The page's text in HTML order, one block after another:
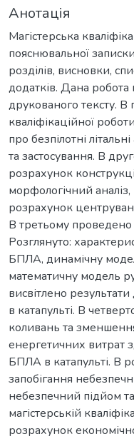
Анотація
Магістерська
пояснювальної
розділів, висновки,
додатків. Дана робота
друкованого тексту. В
кваліфікаційної
про безпілотні
та застосування. В
розрахунок
морфологічний
розрахунок
В третьому
Розглянуто:
БПЛА, динамічну
математичну модель
висвітлено
в катапульті. В
коливань та
енергетичних витрат
БПЛА в катапульті. В
запобігання
небезпечний підйом
магістерській
розрахунок